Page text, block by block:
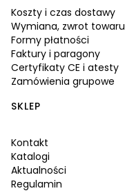
Koszty i czas dostawy
Wymiana, zwrot towaru
Formy płatności
Faktury i paragony
Certyfikaty CE i atesty
Zamówienia grupowe
SKLEP
Kontakt
Katalogi
Aktualności
Regulamin